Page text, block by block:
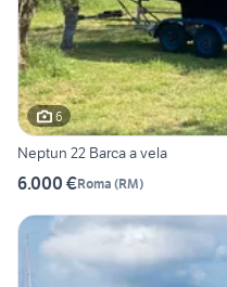
6
Neptun 22 Barca a vela
6.000 €Roma (RM)